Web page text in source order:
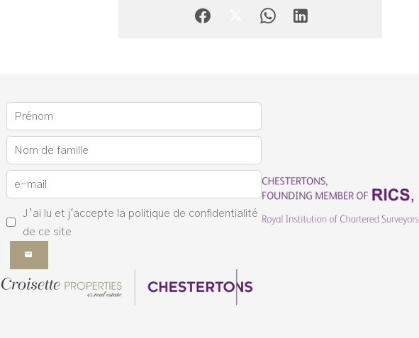
J’ai lu et j'accepte la politique de confidentialité
de ce site